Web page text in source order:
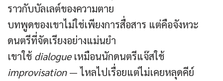
ราวกับบัลเลต์ของความตาย
บทพูดของเขาไม่ใช่เพียงการสื่อสาร แต่คือจังหวะ
ดนตรีที่จัดเรียงอย่างแม่นยำ
เขาใช้ dialogueเหมือนนักดนตรีแจ๊สใช้
improvisation— ไหลไปเรื่อยแต่ไม่เคยหลุดคีย์